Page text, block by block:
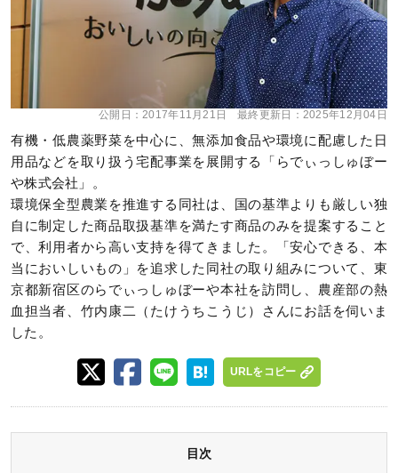
公開日：2017年11月21日 最終更新日： 2025年12月04日
有機・低農薬野菜を中心に、無添加食品や環境に配慮した日
用品などを取り扱う宅配事業を展開する「らでぃっしゅぼー
や株式会社」。
環境保全型農業を推進する同社は、国の基準よりも厳しい独
自に制定した商品取扱基準を満たす商品のみを提案すること
で、利用者から高い支持を得てきました。「安心できる、本
当においしいもの」を追求した同社の取り組みについて、東
京都新宿区のらでぃっしゅぼーや本社を訪問し、農産部の熱
血担当者、竹内康二（たけうちこうじ）さんにお話を伺いま
した。
URLをコピー
目次